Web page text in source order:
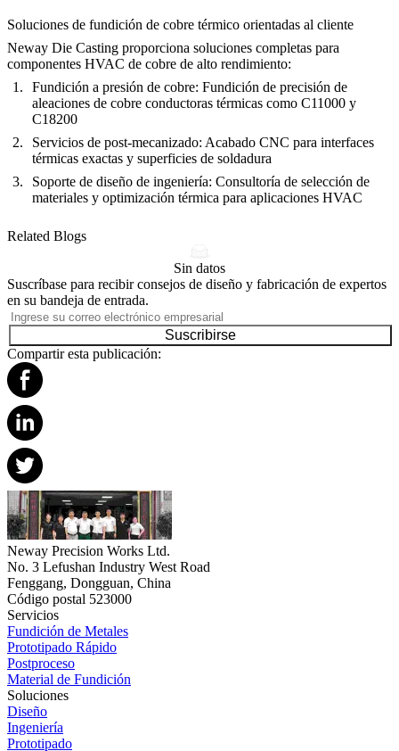
Soluciones de fundición de cobre térmico orientadas al cliente
Neway Die Casting proporciona soluciones completas para
componentes HVAC de cobre de alto rendimiento:
Fundición a presión de cobre: Fundición de precisión de
aleaciones de cobre conductoras térmicas como C11000 y
C18200
Servicios de post-mecanizado: Acabado CNC para interfaces
térmicas exactas y superficies de soldadura
Soporte de diseño de ingeniería: Consultoría de selección de
materiales y optimización térmica para aplicaciones HVAC
Related Blogs
Sin datos
Suscríbase para recibir consejos de diseño y fabricación de expertos
en su bandeja de entrada.
Suscribirse
Compartir esta publicación:
Neway Precision Works Ltd.
No. 3 Lefushan Industry West Road
Fenggang, Dongguan, China
Código postal 523000
Servicios
Fundición de Metales
Prototipado Rápido
Postproceso
Material de Fundición
Soluciones
Diseño
Ingeniería
Prototipado